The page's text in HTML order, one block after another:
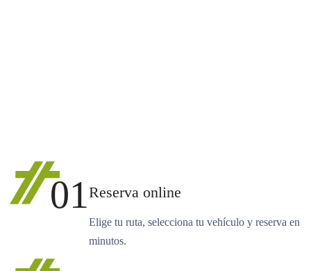
01Reserva online
Elige tu ruta, selecciona tu vehículo y reserva en
minutos.